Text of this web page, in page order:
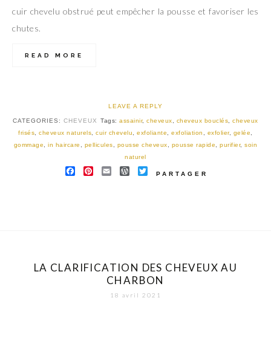
cuir chevelu obstrué peut empêcher la pousse et favoriser les
chutes.
READ MORE
LEAVE A REPLY
CATEGORIES:CHEVEUX Tags:assainir,cheveux cheveux bouclés ,cheveux
frisés ,cheveux naturels ,cuir chevelu ,exfoliante ,exfoliation exfolier, gelée
gommage
,in haircare pellicules pousse cheveux pousse rapide ,purifier,soin
naturel
FACEBOOK
PINTEREST
EMAILWORDPRESS
TWITTER
PARTAGER
LA CLARIFICATION DES CHEVEUX AU
CHARBON
18 avril 2021